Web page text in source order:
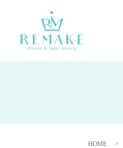
HOME